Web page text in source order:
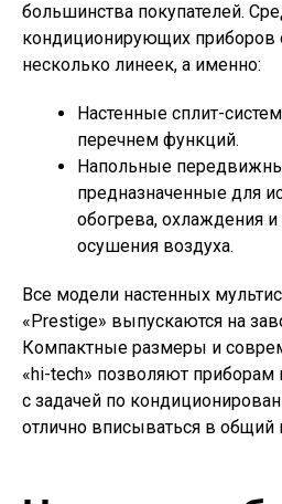
большинства покупателей.
кондиционирующих приборов
несколько линеек, а именно:
Настенные сплит-
перечнем функций.
Напольные
предназначенные для
обогрева, охлаждения
осушения воздуха.
Все модели настенных
«Prestige» выпускаются на
Компактные размеры и
«hi-tech» позволяют приборам
с задачей по
отлично вписываться в общий